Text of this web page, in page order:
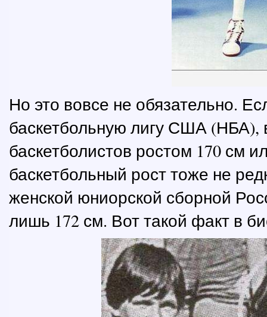
Но это вовсе не обязательно.
баскетбольную лигу США (НБА),
баскетболистов ростом 170 см
баскетбольный рост тоже не
женской юниорской сборной
лишь 172 см. Вот такой факт в